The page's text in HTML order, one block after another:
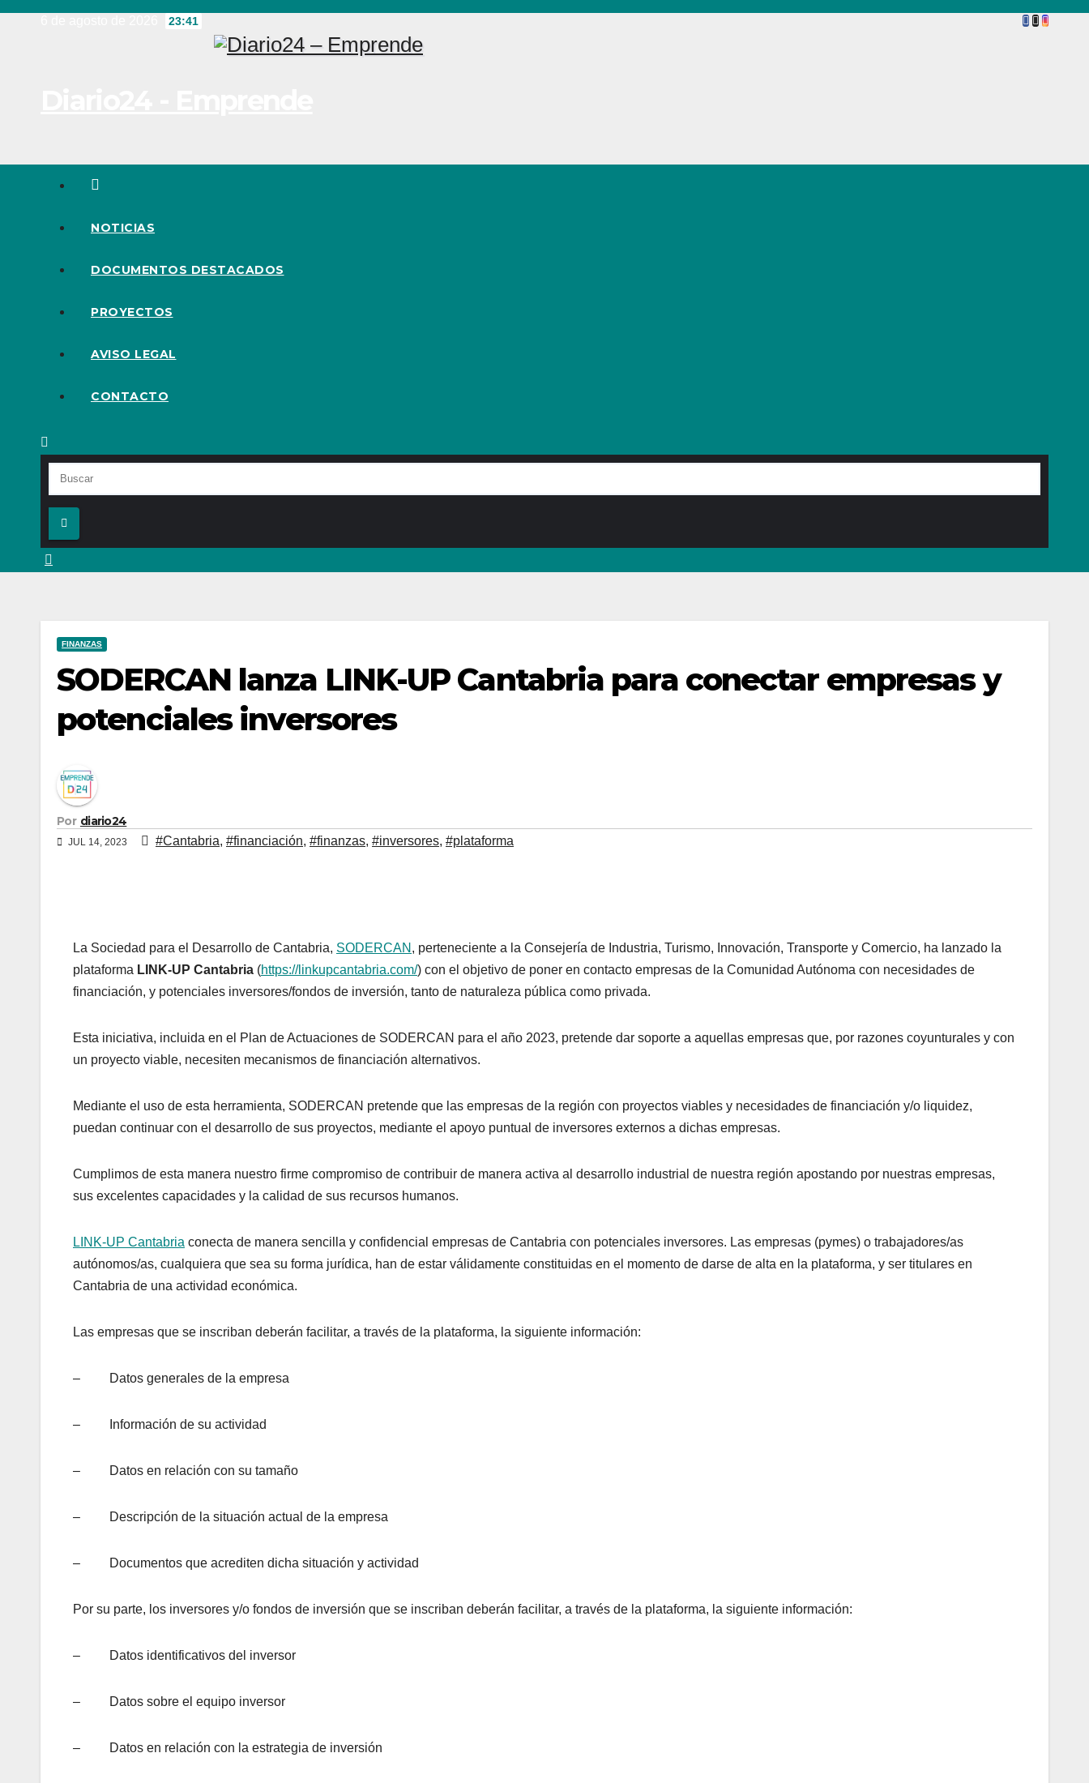
Ir
23:41
NOTICIAS
DOCUMENTOS DESTACADOS
PROYECTOS
AVISO LEGAL
CONTACTO
FINANZAS
SODERCAN lanza LINK-UP Cantabria para conectar empresas y
potenciales inversores
Por diario24
JUL 14, 2023 #Cantabria, #financiación, #finanzas, #inversores, #plataforma
La Sociedad para el Desarrollo de Cantabria, SODERCAN , perteneciente a la Consejería de Industria, Turismo, Innovación, Transporte y Comercio, ha lanzado la
plataforma LINK-UP Cantabria (https://linkupcantabria.com/) con el objetivo de poner en contacto empresas de la Comunidad Autónoma con necesidades de
financiación, y potenciales inversores/fondos de inversión, tanto de naturaleza pública como privada.
Esta iniciativa, incluida en el Plan de Actuaciones de SODERCAN para el año 2023, pretende dar soporte a aquellas empresas que, por razones coyunturales y con
un proyecto viable, necesiten mecanismos de financiación alternativos.
Mediante el uso de esta herramienta, SODERCAN pretende que las empresas de la región con proyectos viables y necesidades de financiación y/o liquidez,
puedan continuar con el desarrollo de sus proyectos, mediante el apoyo puntual de inversores externos a dichas empresas.
Cumplimos de esta manera nuestro firme compromiso de contribuir de manera activa al desarrollo industrial de nuestra región apostando por nuestras empresas,
sus excelentes capacidades y la calidad de sus recursos humanos.
LINK-UP Cantabria conecta de manera sencilla y confidencial empresas de Cantabria con potenciales inversores. Las empresas (pymes) o trabajadores/as
autónomos/as, cualquiera que sea su forma jurídica, han de estar válidamente constituidas en el momento de darse de alta en la plataforma, y ser titulares en
Cantabria de una actividad económica.
Las empresas que se inscriban deberán facilitar, a través de la plataforma, la siguiente información:
– Datos generales de la empresa
– Información de su actividad
– Datos en relación con su tamaño
– Descripción de la situación actual de la empresa
– Documentos que acrediten dicha situación y actividad
Por su parte, los inversores y/o fondos de inversión que se inscriban deberán facilitar, a través de la plataforma, la siguiente información:
– Datos identificativos del inversor
– Datos sobre el equipo inversor
– Datos en relación con la estrategia de inversión